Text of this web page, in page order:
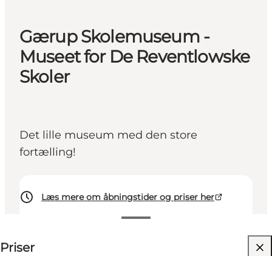
Gærup Skolemuseum -
Museet for De Reventlowske
Skoler
Det lille museum med den store
fortælling!
Læs mere om åbningstider og priser her
Priser